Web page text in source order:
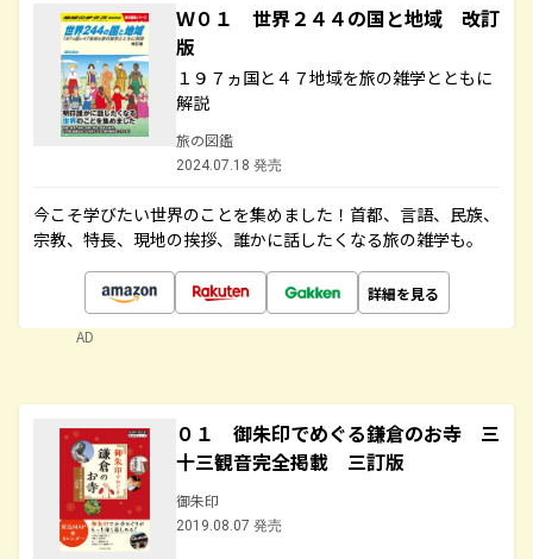
Ｗ０１ 世界２４４の国と地域 改訂
版
１９７ヵ国と４７地域を旅の雑学とともに
解説
旅の図鑑
2024.07.18 発売
今こそ学びたい世界のことを集めました！首都、言語、民族、
宗教、特長、現地の挨拶、誰かに話したくなる旅の雑学も。
詳細を見る
AD
０１ 御朱印でめぐる鎌倉のお寺 三
十三観音完全掲載 三訂版
御朱印
2019.08.07 発売